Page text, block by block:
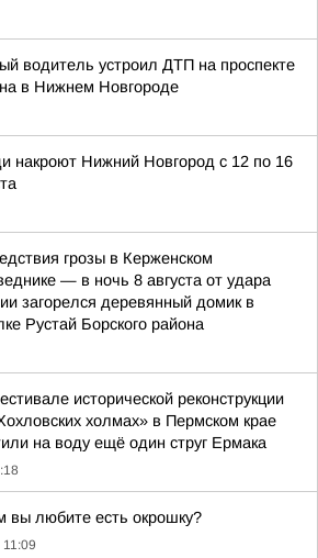
водитель устроил ДТП на проспекте
в Нижнем Новгороде
накроют Нижний Новгород с 12 по 16
грозы в Керженском
— в ночь 8 августа от удара
загорелся деревянный домик в
Рустай Борского района
исторической реконструкции
холмах» в Пермском крае
на воду ещё один струг Ермака
вы любите есть окрошку?
11:09